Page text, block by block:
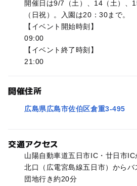
開催日は9/7（土）、14（土）、
（日祝）。入園は20：30まで。
【イベント開始時刻】
09:00
【イベント終了時刻】
21:00
開催住所
広島県広島市佐伯区倉重3-495
交通アクセス
山陽自動車道五日市IC・廿日市
北口（広電宮島線五日市）から
団地行き約20分